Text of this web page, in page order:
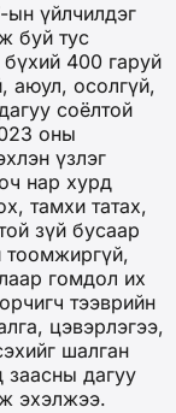
ын үйлчилдэг
буй тус
бүхий 400 гаруй
аюул, осолгүй,
соёлтой
оны
үзлэг
нар хурд
тамхи татах,
зүй бусаар
тоомжиргүй,
гомдол их
тээврийн
цэвэрлэгээ,
шалган
дагуу
эхэлжээ.